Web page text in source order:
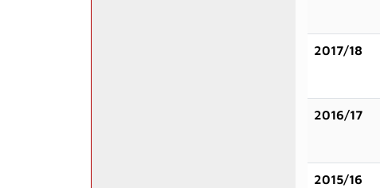
2017/18
2016/17
2015/16